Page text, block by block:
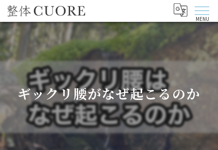
ギックリ腰がなぜ起こるのか